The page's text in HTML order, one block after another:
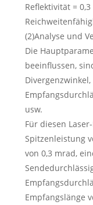
Reflektivität = 0,3
(2)Analyse und
Die
beeinflussen,
usw.
Für diesen
Spitzenleistung
von 0,3 mrad,
Empfangslänge